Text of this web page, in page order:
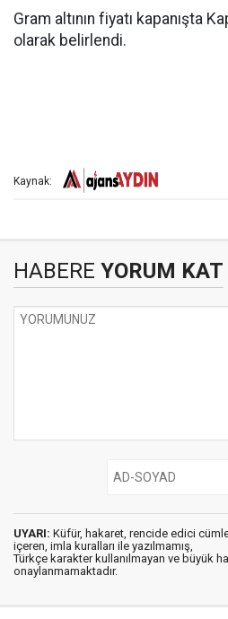
Gram altının fiyatı kapanışta
olarak belirlendi.
Kaynak:
HABERE YORUM KAT
UYARI: Küfür, hakaret, rencide edici
içeren, imla kuralları ile yazılmamış,
Türkçe karakter kullanılmayan ve büyük
onaylanmamaktadır.